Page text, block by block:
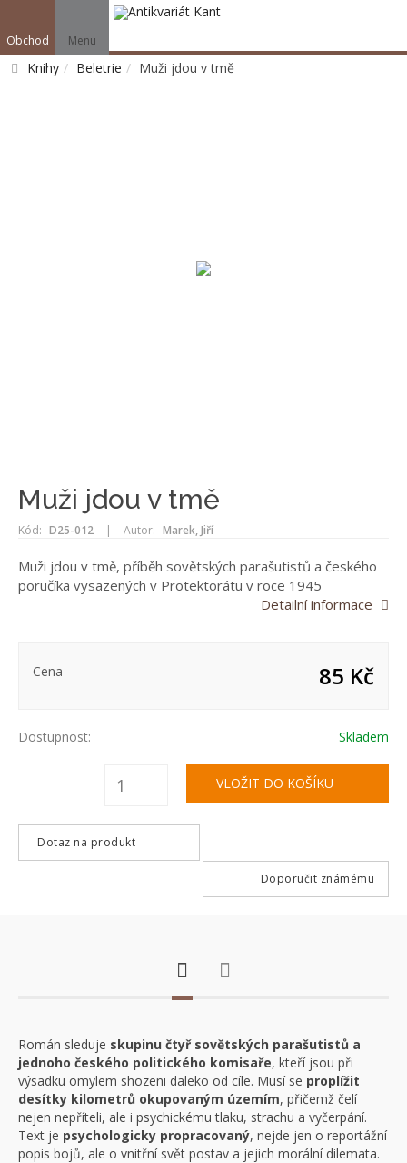
Obchod Menu
Knihy Beletrie Muži jdou v tmě
Muži jdou v tmě
Kód: D25-012 | Autor: Marek, Jiří
Muži jdou v tmě, příběh sovětských parašutistů a českého
poručíka vysazených v Protektorátu v roce 1945
Detailní informace
Cena 85 Kč
Dostupnost: Skladem
Dotaz na produkt
Doporučit známému
Román sleduje skupinu čtyř sovětských parašutistů a
jednoho českého politického komisaře, kteří jsou při
výsadku omylem shozeni daleko od cíle. Musí se proplížit
desítky kilometrů okupovaným územím, přičemž čelí
nejen nepříteli, ale i psychickému tlaku, strachu a vyčerpání.
Text je psychologicky propracovaný, nejde jen o reportážní
popis bojů, ale o vnitřní svět postav a jejich morální dilemata.